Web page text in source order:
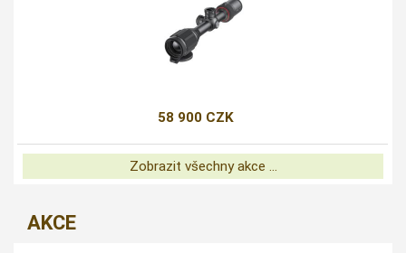
58 900 CZK
Zobrazit všechny akce ...
AKCE